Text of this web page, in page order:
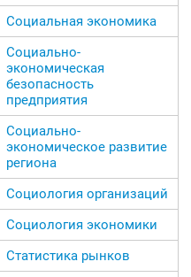
Социальная экономика
Социально-
экономическая
безопасность
предприятия
Социально-
экономическое развитие
региона
Социология организаций
Социология экономики
Статистика рынков